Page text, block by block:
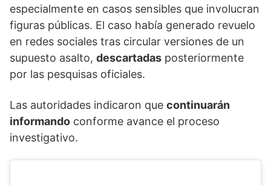
especialmente en casos sensibles que involucran
figuras públicas. El caso había generado revuelo
en redes sociales tras circular versiones de un
supuesto asalto, descartadas posteriormente
por las pesquisas oficiales.
Las autoridades indicaron que continuarán
informando conforme avance el proceso
investigativo.